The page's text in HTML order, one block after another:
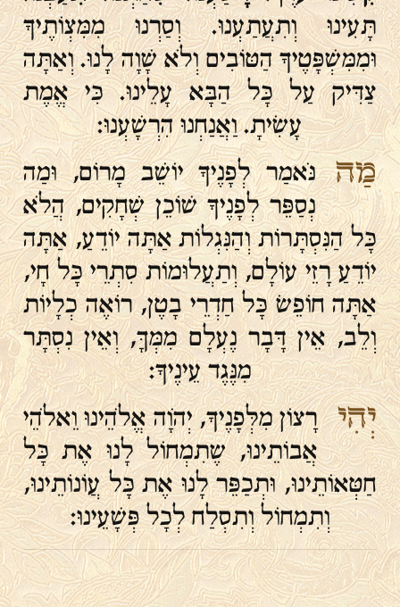
תָּעִינוּ וְתִעֲתַעְנוּ. וְסַרְנוּ מִמִּצְוֹתֶיךָ
וּמִמִּשְׁפָּטֶיךָ הַטּוֹבִים וְלֹא שָׁוָה לָנוּ. וְאַתָּה
צַדִּיק עַל כָּל הַבָּא עָלֵינוּ. כִּי אֱמֶת
עָשִׂיתָ. וַאֲנַחְנוּ הִרְשָׁעְנוּ:
מַהנֹּאמַר לְפָנֶיךָ יוֹשֵׁב מָרוֹם, וּמַה
נְסַפֵּר לְפָנֶיךָ שׁוֹכֵן שְׁחָקִים, הֲלֹא
כָּל הַנִּסְתָּרוֹת וְהַנִּגְלוֹת אַתָּה יוֹדֵעַ, אַתָּה
יוֹדֵעַ רָזֵי עוֹלָם, וְתַעֲלוּמוֹת סִתְרֵי כָּל חָי,
אַתָּה חוֹפֵשׂ כָּל חַדְרֵי בָטֶן, רוֹאֶה כְלָיוֹת
וְלֵב, אֵין דָּבָר נֶעְלָם מִמְּךָּ, וְאֵין נִסְתָּר
מִנֶּגֶד עֵינֶיךָ:
יְהִירָצוֹן מִלְּפָנֶיךָ, יְהֹוָה אֱלֹהֵינוּ וֵאלֹהֵי
אֲבוֹתֵינוּ, שֶתִמְחוֹל לָנוּ אֶת כָּל
חַטְּאוֹתֵינוּ, וּתְכַפֵּר לָנוּ אֶת כָּל עֲוֹנוֹתֵינוּ,
וְתִמְחוֹל וְתִסְלַח לְכָל פְּשָׁעֵינוּ: